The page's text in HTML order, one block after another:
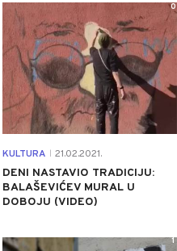
KULTURA 21.02.2021.
DENI NASTAVIO TRADICIJU:
BALAŠEVIĆEV MURAL U
DOBOJU (VIDEO)
0
1